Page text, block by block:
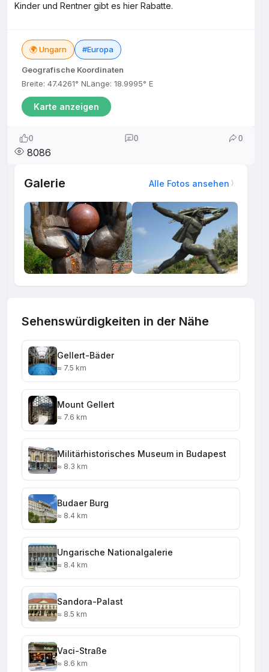
Kinder und Rentner gibt es hier Rabatte.
🌍 Ungarn #Europa
Geografische Koordinaten
Breite: 47.4261° NLänge: 18.9995° E
Karte anzeigen
0 0 0
8086
Galerie Alle Fotos ansehen
Sehenswürdigkeiten in der Nähe
Gellert-Bäder
≈ 7.5 km
Mount Gellert
≈ 7.6 km
Militärhistorisches Museum in Budapest
≈ 8.3 km
Budaer Burg
≈ 8.4 km
Ungarische Nationalgalerie
≈ 8.4 km
Sandora-Palast
≈ 8.5 km
Vaci-Straße
≈ 8.6 km